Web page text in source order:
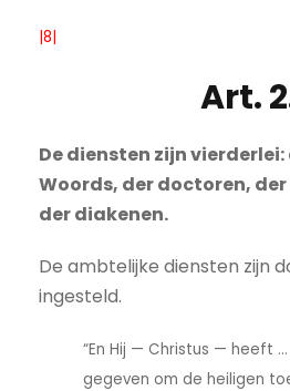
|8|
Art.
De diensten zijn
Woords, der doctoren,
der diakenen.
De ambtelijke diensten zijn
ingesteld.
“En Hij — Christus — heeft
gegeven om de heiligen